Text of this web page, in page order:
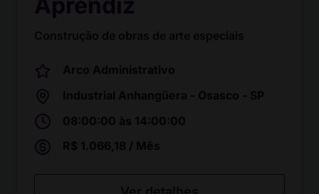
Aprendiz
Construção de obras de arte especiais
Arco Administrativo
Industrial Anhangüera - Osasco - SP
08:00:00 às 14:00:00
R$ 1.066,18 / Mês